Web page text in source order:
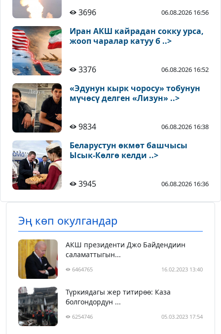
3696
06.08.2026 16:56
Иран АКШ кайрадан сокку урса,
жооп чаралар катуу б ..>
3376 06.08.2026 16:52
«Эдунун кырк чоросу» тобунун
мүчөсү делген «Лизун» ..>
9834 06.08.2026 16:38
Беларустун өкмөт башчысы
Ысык-Көлгө келди ..>
3945 06.08.2026 16:36
Эң көп окулгандар
АКШ президенти Джо Байдендиин
саламаттыгын...
6464765 16.02.2023 13:40
Түркиядагы жер титирөө: Каза
болгондордун ...
6254746 05.03.2023 17:54